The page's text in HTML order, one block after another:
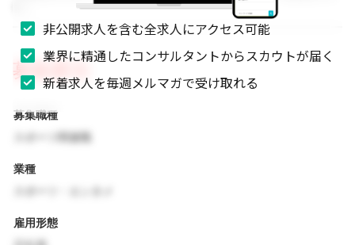
募集要項
募集職種
スポーツ関連職
業種
雇用形態
非公開求人を含む全求人にアクセス可能
業界に精通したコンサルタントからスカウトが届く
新着求人を毎週メルマガで受け取れる